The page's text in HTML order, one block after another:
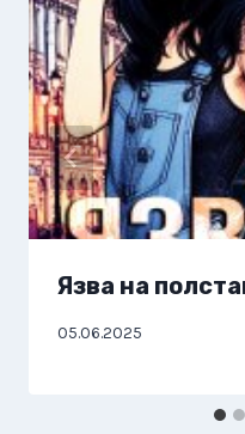
Язва на
05.06.2025